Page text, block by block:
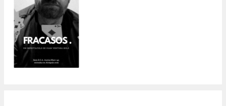
Ets del Barça (o de l'Espanyol)... Ets autònom... No lligues
amb ningú... Ets sents insegur/a amb el teu cos... Pensaves
que el 15M canviaria alguna cosa... Ets català... T'han deixat fa
poc... Vas passar el confinament en un "zulo" de 15m,
sol, menjant fideus escalfats i parlant amb una pilota de
voleibol... Aquest és el teu espectacle de màgia!